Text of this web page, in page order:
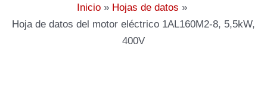
Inicio
Hojas de datos
Hoja de datos del motor eléctrico 1AL160M2-8, 5,5kW,
400V